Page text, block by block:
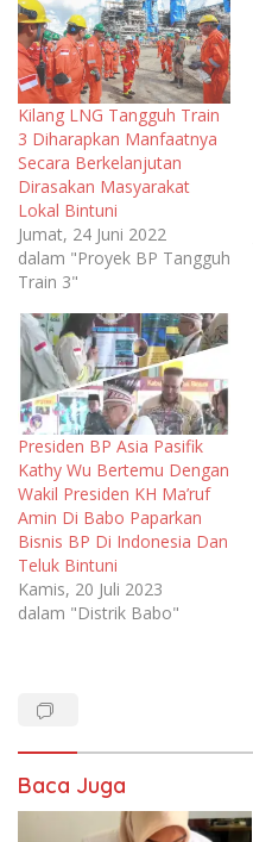
Kilang LNG Tangguh Train
3 Diharapkan Manfaatnya
Secara Berkelanjutan
Dirasakan Masyarakat
Lokal Bintuni
Jumat, 24 Juni 2022
dalam "Proyek BP Tangguh
Train 3"
Presiden BP Asia Pasifik
Kathy Wu Bertemu Dengan
Wakil Presiden KH Ma’ruf
Amin Di Babo Paparkan
Bisnis BP Di Indonesia Dan
Teluk Bintuni
Kamis, 20 Juli 2023
dalam "Distrik Babo"
Baca Juga